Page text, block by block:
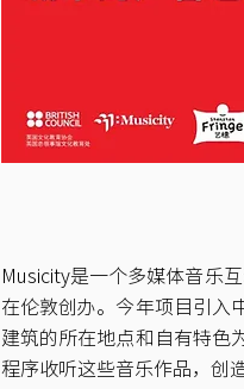
Musicity是一个多媒体音乐
在伦敦创办。今年项目引入
建筑的所在地点和自有特色
程序收听这些音乐作品，创